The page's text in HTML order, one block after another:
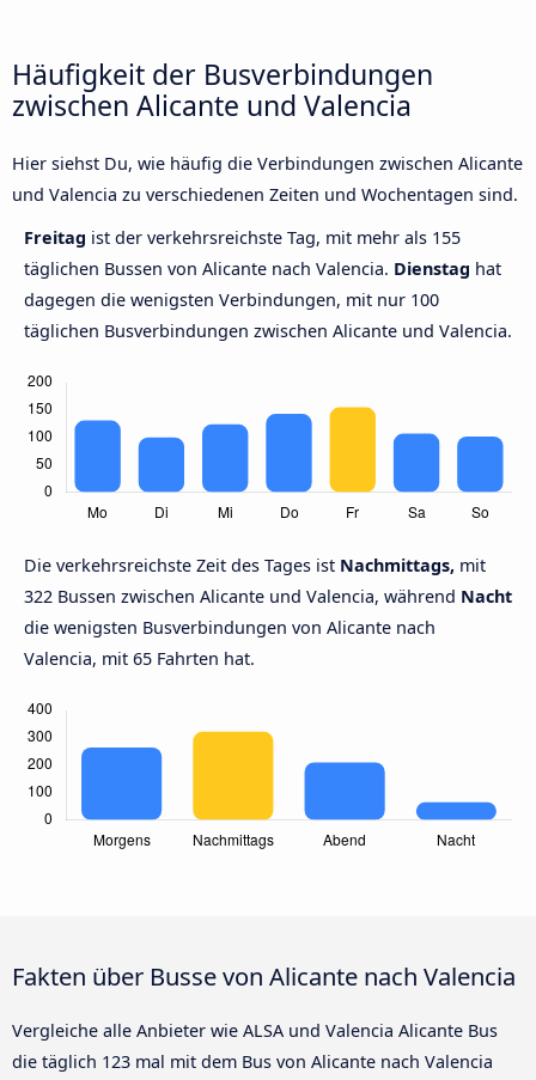
Häufigkeit der Busverbindungen
zwischen Alicante und Valencia
Hier siehst Du, wie häufig die Verbindungen zwischen Alicante
und Valencia zu verschiedenen Zeiten und Wochentagen sind.
Freitag ist der verkehrsreichste Tag, mit mehr als 155
täglichen Bussen von Alicante nach Valencia. Dienstag hat
dagegen die wenigsten Verbindungen, mit nur 100
täglichen Busverbindungen zwischen Alicante und Valencia.
Die verkehrsreichste Zeit des Tages ist Nachmittags, mit
322 Bussen zwischen Alicante und Valencia, während Nacht
die wenigsten Busverbindungen von Alicante nach
Valencia, mit 65 Fahrten hat.
Fakten über Busse von Alicante nach Valencia
Vergleiche alle Anbieter wie ALSA und Valencia Alicante Bus
die täglich 123 mal mit dem Bus von Alicante nach Valencia